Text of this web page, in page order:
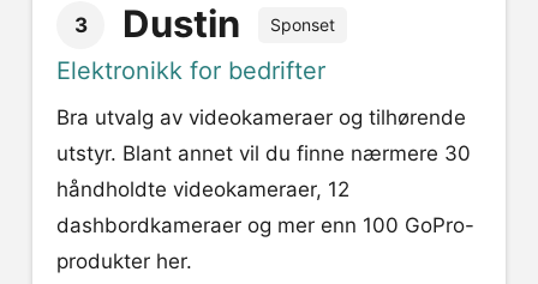
3 Dustin Sponset
Elektronikk for bedrifter
Bra utvalg av videokameraer og tilhørende
utstyr. Blant annet vil du finne nærmere 30
håndholdte videokameraer, 12
dashbordkameraer og mer enn 100 GoPro-
produkter her.